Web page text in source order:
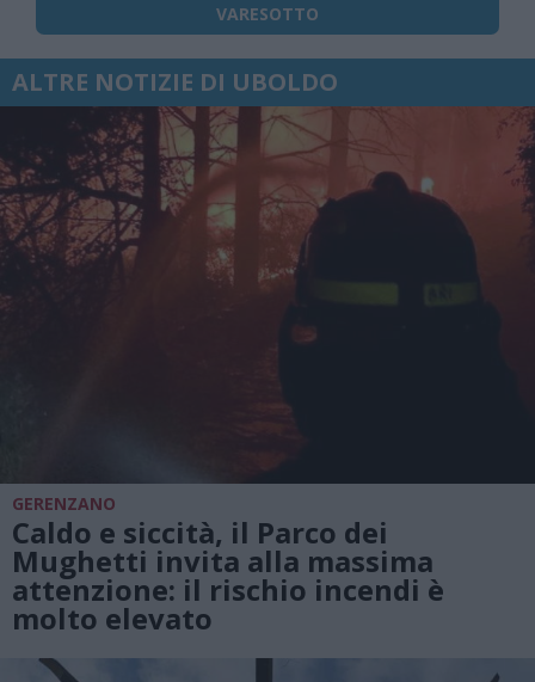
VARESOTTO
ALTRE NOTIZIE DI UBOLDO
GERENZANO
Caldo e siccità, il Parco dei
Mughetti invita alla massima
attenzione: il rischio incendi è
molto elevato